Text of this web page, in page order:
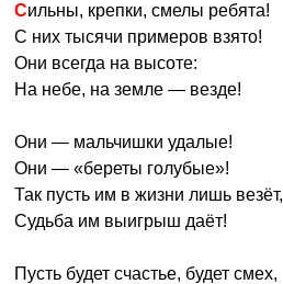
Сильны, крепки, смелы ребята!
С них тысячи примеров взято!
Они всегда на высоте:
На небе, на земле — везде!
Они — мальчишки удалые!
Они — «береты голубые»!
Так пусть им в жизни лишь везёт,
Судьба им выигрыш даёт!
Пусть будет счастье, будет смех,